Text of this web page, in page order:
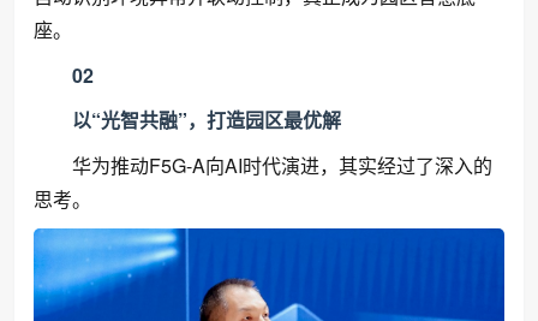
座。
02
以“光智共融”，打造园区最优解
华为推动F5G-A向AI时代演进，其实经过了深入的
思考。